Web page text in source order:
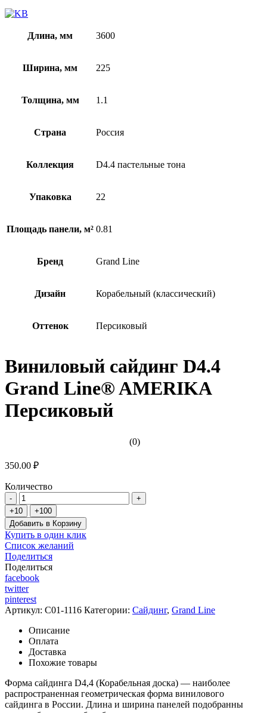
Длина, мм 3600
Ширина, мм 225
Толщина, мм 1.1
Страна Россия
Коллекция D4.4 пастельные тона
Упаковка 22
Площадь панели, м² 0.81
Бренд Grand Line
Дизайн Корабельный (классический)
Оттенок Персиковый
Виниловый сайдинг D4.4
Grand Line® AMERIKA
Персиковый
(0)
350.00 ₽
Количество
Добавить в Корзину
Купить в один клик
Список желаний
Поделиться
Поделиться
facebook
twitter
pinterest
Артикул: C01-1116 Категории: Сайдинг, Grand Line
Описание
Оплата
Доставка
Похожие товары
Форма сайдинга D4,4 (Корабельная доска) — наиболее
распространенная геометрическая форма винилового
сайдинга в России. Длина и ширина панелей подобранны